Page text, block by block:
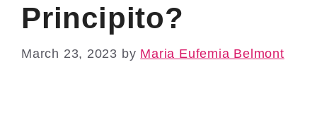
Principito?
March 23, 2023 by Maria Eufemia Belmont